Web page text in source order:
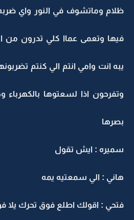
ظلام وماتشوف في النور واي ضربه
فيها وتعمى عماا كلي تدرون من
يبه انت وامي انتم الي كنتم
وتفرحون اذا لسعتوها بالكهرباء
بصرها
سميره : ايش تقول
هاني : الي سمعتيه يمه
فتحي : اقولك اطلع فوق تحرك يلا